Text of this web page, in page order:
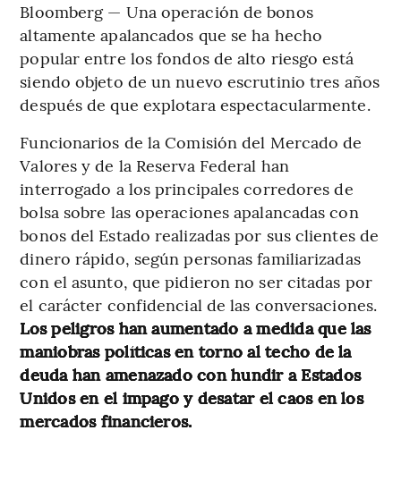
Bloomberg — Una operación de bonos
altamente apalancados que se ha hecho
popular entre los fondos de alto riesgo está
siendo objeto de un nuevo escrutinio tres años
después de que explotara espectacularmente.
Funcionarios de la Comisión del Mercado de
Valores y de la Reserva Federal han
interrogado a los principales corredores de
bolsa sobre las operaciones apalancadas con
bonos del Estado realizadas por sus clientes de
dinero rápido, según personas familiarizadas
con el asunto, que pidieron no ser citadas por
el carácter confidencial de las conversaciones.
Los peligros han aumentado a medida que las
maniobras políticas en torno al techo de la
deuda han amenazado con hundir a Estados
Unidos en el impago y desatar el caos en los
mercados financieros.